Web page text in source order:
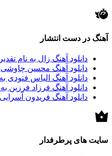
آهنگ در دست انتشار
دانلود آهنگ زال به نام تقدیر
دانلود آهنگ محسن
دانلود آهنگ الیاس فنودی
دانلود آهنگ فرزاد فرزین
دانلود آهنگ فریدون آسرایی
سایت های پرطرفدار